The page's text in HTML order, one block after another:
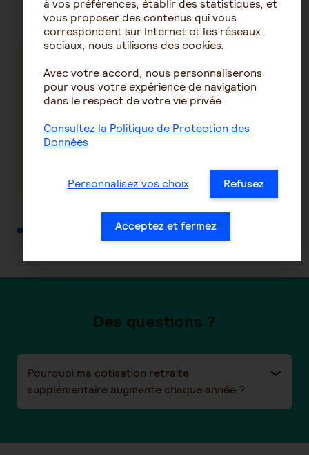
même thématique
Préparer
votre départ
à la retraite
Quel est le
meilleur
moment pour
partir à la
Des questions ?
Pourquoi ma cotisation retraite
supplémentaire augmente chaque année ?
à vos préférences, établir des statistiques, et
vous proposer des contenus qui vous
correspondent sur Internet et les réseaux
sociaux, nous utilisons des cookies.
Avec votre accord, nous personnaliserons
pour vous votre expérience de navigation
dans le respect de votre vie privée.
Consultez la Politique de Protection des
Données
Personnalisez vos choix Refusez
Acceptez et fermez